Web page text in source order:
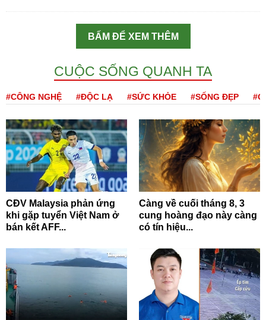
BẤM ĐỂ XEM THÊM
CUỘC SỐNG QUANH TA
#CÔNG NGHỆ #ĐỘC LẠ #SỨC KHỎE #SỐNG ĐẸP
CĐV Malaysia phản ứng
khi gặp tuyển Việt Nam ở
bán kết AFF...
Càng về cuối tháng 8, 3
cung hoàng đạo này càng
có tín hiệu...